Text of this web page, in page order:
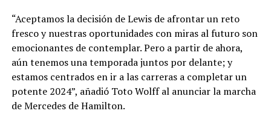
“Aceptamos la decisión de Lewis de afrontar un reto
fresco y nuestras oportunidades con miras al futuro son
emocionantes de contemplar. Pero a partir de ahora,
aún tenemos una temporada juntos por delante; y
estamos centrados en ir a las carreras a completar un
potente 2024”, añadió Toto Wolff al anunciar la marcha
de Mercedes de Hamilton.